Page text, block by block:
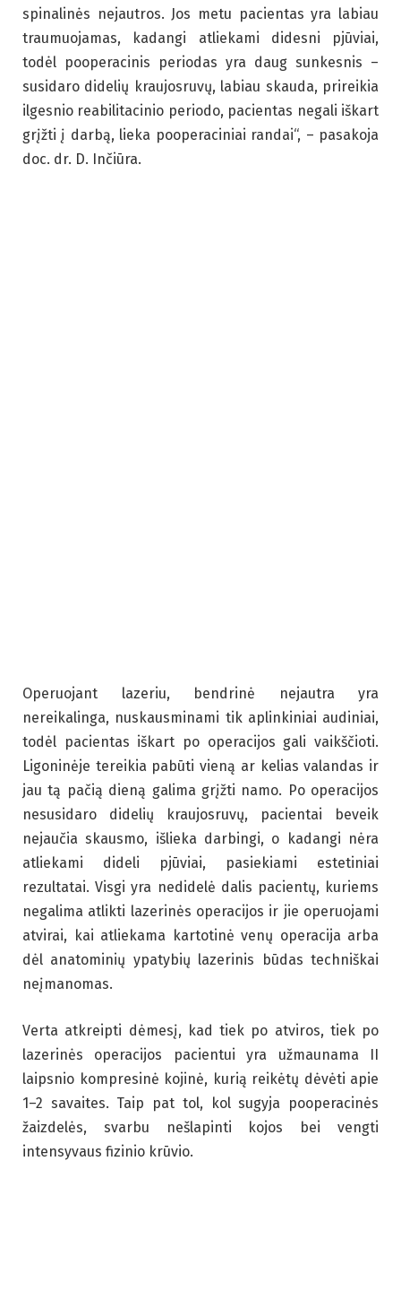
spinalinės nejautros. Jos metu pacientas yra labiau
traumuojamas, kadangi atliekami didesni pjūviai,
todėl pooperacinis periodas yra daug sunkesnis –
susidaro didelių kraujosruvų, labiau skauda, prireikia
ilgesnio reabilitacinio periodo, pacientas negali iškart
grįžti į darbą, lieka pooperaciniai randai“, – pasakoja
doc. dr. D. Inčiūra.
Operuojant lazeriu, bendrinė nejautra yra
nereikalinga, nuskausminami tik aplinkiniai audiniai,
todėl pacientas iškart po operacijos gali vaikščioti.
Ligoninėje tereikia pabūti vieną ar kelias valandas ir
jau tą pačią dieną galima grįžti namo. Po operacijos
nesusidaro didelių kraujosruvų, pacientai beveik
nejaučia skausmo, išlieka darbingi, o kadangi nėra
atliekami dideli pjūviai, pasiekiami estetiniai
rezultatai. Visgi yra nedidelė dalis pacientų, kuriems
negalima atlikti lazerinės operacijos ir jie operuojami
atvirai, kai atliekama kartotinė venų operacija arba
dėl anatominių ypatybių lazerinis būdas techniškai
neįmanomas.
Verta atkreipti dėmesį, kad tiek po atviros, tiek po
lazerinės operacijos pacientui yra užmaunama II
laipsnio kompresinė kojinė, kurią reikėtų dėvėti apie
1–2 savaites. Taip pat tol, kol sugyja pooperacinės
žaizdelės, svarbu nešlapinti kojos bei vengti
intensyvaus fizinio krūvio.